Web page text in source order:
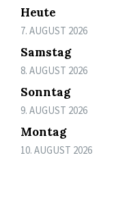
Heute
7. AUGUST 2026
Samstag
8. AUGUST 2026
Sonntag
9. AUGUST 2026
Montag
10. AUGUST 2026